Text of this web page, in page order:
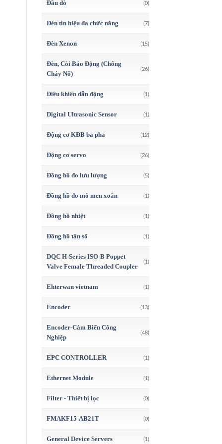
Đầu dò (0)
Đèn tín hiệu đa chức năng (7)
Đèn Xenon (15)
Đèn, Còi Báo Động (Chống
Cháy Nổ)
(26)
Điều khiển dẫn động (1)
Digital Ultrasonic Sensor (1)
Động cơ KĐB ba pha (12)
Động cơ servo (26)
Đồng hồ đo lưu lượng (5)
Đồng hồ đo mô men xoắn (1)
Đồng hồ nhiệt (1)
Đồng hồ tần số (1)
DQC H-Series ISO-B Poppet
Valve Female Threaded Coupler
(1)
Ehterwan vietnam (1)
Encoder (13)
Encoder-Cảm Biến Công
Nghiệp
(48)
EPC CONTROLLER (1)
Ethernet Module (1)
Filter - Thiết bị lọc (0)
FMAKF15-AB21T (0)
General Device Servers (1)